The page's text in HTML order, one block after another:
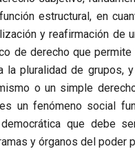
estructural, en
y reafirmación de
de derecho que
la pluralidad de grupos,
o un simple
un fenómeno social
que debe
y órganos del poder